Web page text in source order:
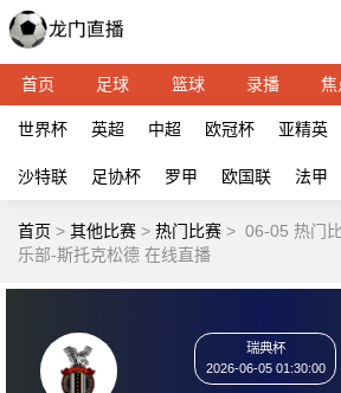
首页 足球 篮球 录播 焦
世界杯 英超 中超 欧冠杯 亚精英
沙特联 足协杯 罗甲 欧国联 法甲
首页 > 其他比赛 > 热门比赛 > 06-05 热门
乐部-斯托克松德 在线直播